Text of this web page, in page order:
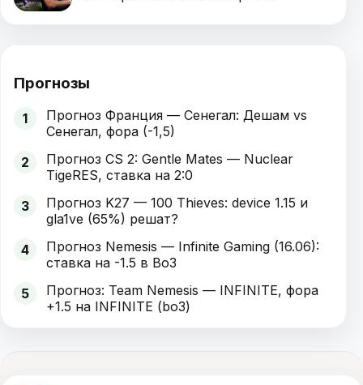
Прогнозы
1
Прогноз Франция — Сенегал: Дешам vs
Сенегал, фора (-1,5)
2
Прогноз CS 2: Gentle Mates — Nuclear
TigeRES, ставка на 2:0
3
Прогноз K27 — 100 Thieves: device 1.15 и
gla1ve (65%) решат?
4
Прогноз Nemesis — Infinite Gaming (16.06):
ставка на -1.5 в Bo3
5
Прогноз: Team Nemesis — INFINITE, фора
+1.5 на INFINITE (bo3)